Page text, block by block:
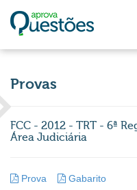
Provas
FCC - 2012 - TRT - 6ª
Área Judiciária
Prova Gabarito